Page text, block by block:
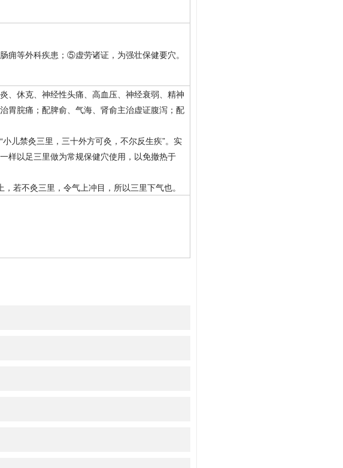
等外科疾患；⑤虚劳诸证，为强壮保健要穴。
、休克、神经性头痛、高血压、神经衰弱、精神
胃脘痛；配脾俞、气海、肾俞主治虚证腹泻；配
儿禁灸三里，三十外方可灸，不尔反生疾”。实
样以足三里做为常规保健穴使用，以免撤热于
若不灸三里，令气上冲目，所以三里下气也。